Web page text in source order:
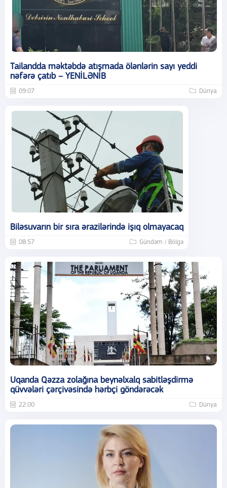
Tailandda məktəbdə atışmada ölənlərin sayı yeddi
nəfərə çatıb – YENİLƏNİB
09:07 Dünya
Biləsuvarın bir sıra ərazilərində işıq olmayacaq
08:57 Gündəm / Bölgə
Uqanda Qəzza zolağına beynəlxalq sabitləşdirmə
qüvvələri çərçivəsində hərbçi göndərəcək
22:00 Dünya